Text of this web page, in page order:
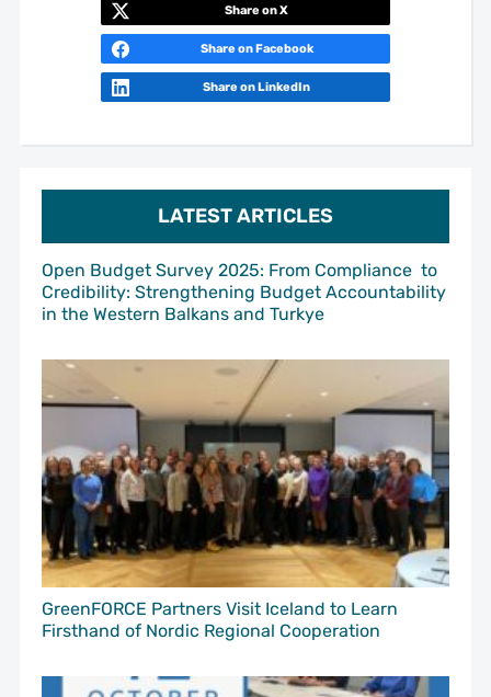
LATEST ARTICLES
Open Budget Survey 2025: From Compliance to
Credibility: Strengthening Budget Accountability
in the Western Balkans and Turkye
GreenFORCE Partners Visit Iceland to Learn
Firsthand of Nordic Regional Cooperation
Share on X
Share on Facebook
Share on LinkedIn